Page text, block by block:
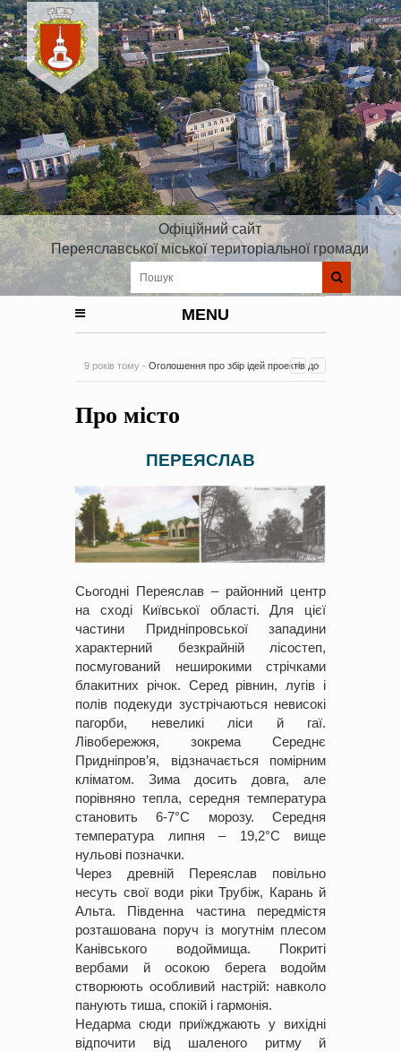
Офіційний сайт
Переяславської міської територіальної громади
MENU
9 років тому - Оголошення про збір ідей проектів до
на період 2018 – 2020 роки Оголошення про збір ідей
проектів
Про місто
ПЕРЕЯСЛАВ
Сьогодні Переяслав – районний центр
на сході Київської області. Для цієї
частини Придніпровської западини
характерний безкрайній лісостеп,
посмугований неширокими стрічками
блакитних річок. Серед рівнин, лугів і
полів подекуди зустрічаються невисокі
пагорби, невеликі ліси й гаї.
Лівобережжя, зокрема Середнє
Придніпров’я, відзначається помірним
кліматом. Зима досить довга, але
порівняно тепла, середня температура
становить 6-7°С морозу. Середня
температура липня – 19,2°С вище
нульові позначки.
Через древній Переяслав повільно
несуть свої води ріки Трубіж, Карань й
Альта. Південна частина передмістя
розташована поруч із могутнім плесом
Канівського водоймища. Покриті
вербами й осокою берега водойм
створюють особливий настрій: навколо
панують тиша, спокій і гармонія.
Недарма сюди приїжджають у вихідні
відпочити від шаленого ритму й